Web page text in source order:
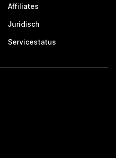
Affiliates
Juridisch
Servicestatus